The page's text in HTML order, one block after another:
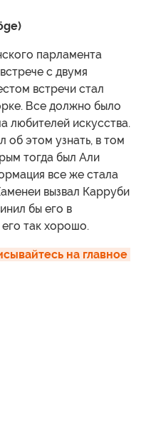
парламента
с двумя
встречи стал
Все должно было
любителей искусства.
об этом узнать, в том
тогда был Али
все же стала
вызвал Карруби
бы его в
его так хорошо.
на главное